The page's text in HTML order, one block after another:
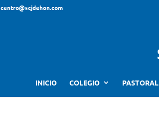
centro@scjdehon.com
INICIO COLEGIO PASTORAL